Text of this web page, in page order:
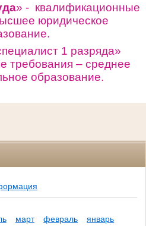
» - квалификационные
юридическое
1 разряда»
требования – среднее
образование.
март февраль
январь